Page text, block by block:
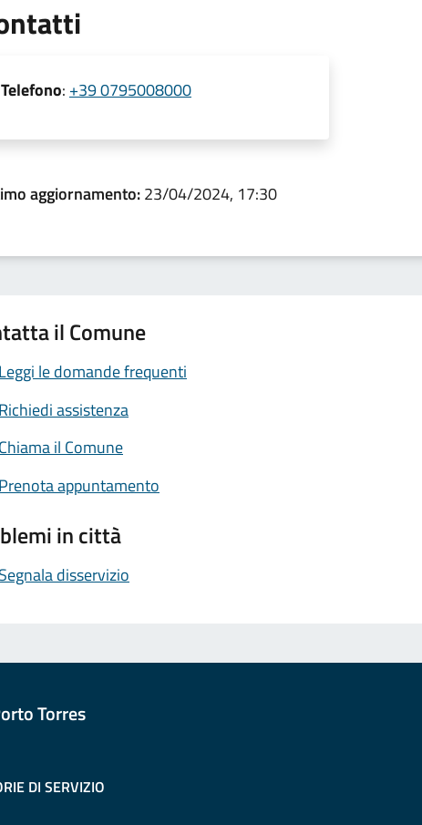
Telefono: +39 0795008000
aggiornamento:23/04/2024, 17:30
il Comune
le domande frequenti
assistenza
il Comune
appuntamento
in città
disservizio
Torres
DI SERVIZIO